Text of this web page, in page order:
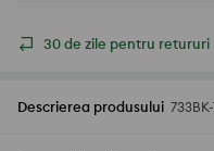
30 de zile pentru retururi
Descrierea produsului